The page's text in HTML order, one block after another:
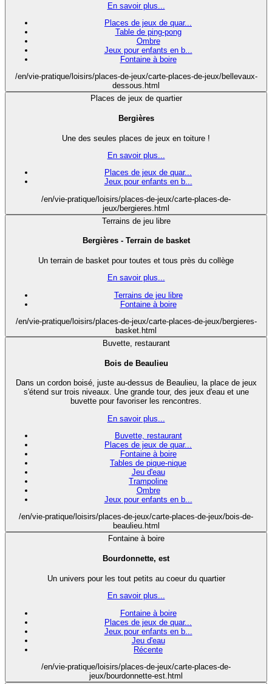
En savoir plus...
Places de jeux de quar...
Table de ping-pong
Ombre
Jeux pour enfants en b...
Fontaine à boire
/en/vie-pratique/loisirs/places-de-jeux/carte-places-de-jeux/bellevaux-
dessous.html
Places de jeux de quartier
Bergières
Une des seules places de jeux en toiture !
En savoir plus...
Places de jeux de quar...
Jeux pour enfants en b...
/en/vie-pratique/loisirs/places-de-jeux/carte-places-de-
jeux/bergieres.html
Terrains de jeu libre
Bergières - Terrain de basket
Un terrain de basket pour toutes et tous près du collège
En savoir plus...
Terrains de jeu libre
Fontaine à boire
/en/vie-pratique/loisirs/places-de-jeux/carte-places-de-jeux/bergieres-
basket.html
Buvette, restaurant
Bois de Beaulieu
Dans un cordon boisé, juste au-dessus de Beaulieu, la place de jeux
s'étend sur trois niveaux. Une grande tour, des jeux d'eau et une
buvette pour favoriser les rencontres.
En savoir plus...
Buvette, restaurant
Places de jeux de quar...
Fontaine à boire
Tables de pique-nique
Jeu d'eau
Trampoline
Ombre
Jeux pour enfants en b...
/en/vie-pratique/loisirs/places-de-jeux/carte-places-de-jeux/bois-de-
beaulieu.html
Fontaine à boire
Bourdonnette, est
Un univers pour les tout petits au coeur du quartier
En savoir plus...
Fontaine à boire
Places de jeux de quar...
Jeux pour enfants en b...
Jeu d'eau
Récente
/en/vie-pratique/loisirs/places-de-jeux/carte-places-de-
jeux/bourdonnette-est.html